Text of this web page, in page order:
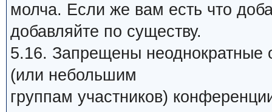
молча. Если же вам есть что
добавляйте по существу.
5.16. Запрещены неоднократные
(или небольшим
группам участников)